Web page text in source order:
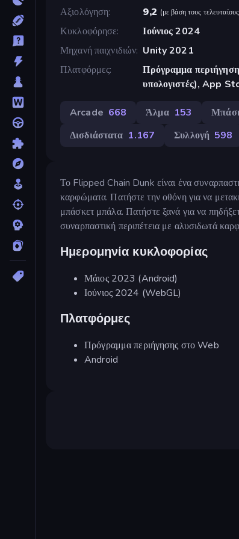
Αξιολόγηση
9,2 (με βάση τους
Κυκλοφόρησε
Ιούνιος 2024
Μηχανή παιχνιδιών Unity 2021
Πλατφόρμες
Πρόγραμμα
υπολογιστές), App
Arcade 668 Άλμα 153
Δισδιάστατα 1.167 Συλλογή 598
Το Flipped Chain Dunk είναι ένα
καρφώματα. Πατήστε την οθόνη για να
μπάσκετ μπάλα. Πατήστε ξανά για να
συναρπαστική περιπέτεια με αλυσιδωτά
Ημερομηνία κυκλοφορίας
Μάιος 2023 (Android)
Ιούνιος 2024 (WebGL)
Πλατφόρμες
Πρόγραμμα περιήγησης στο Web
Android